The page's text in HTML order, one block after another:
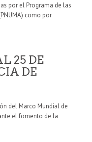
por el Programa de las
como por
25 DE
DE
del Marco Mundial de
el fomento de la